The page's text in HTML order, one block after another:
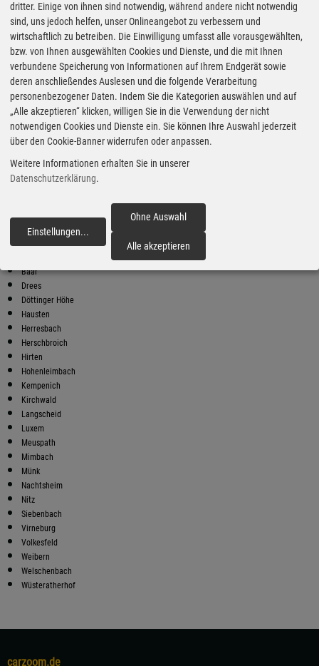
Super Preise in Nitz
Bester Super E10 Preis in
Nitz
2.059€
Super E10
ED
56745 Rieden
Super E10 Preise in Nitz
Preiswerter tanken - finden Sie die günstigsten Benzin und Diesel
Preise in Ihrer Stadt
Baar
Drees
Döttinger Höhe
Hausten
Herresbach
Herschbroich
Hirten
Hohenleimbach
Kempenich
Kirchwald
Langscheid
Luxem
Meuspath
Mimbach
Münk
Nachtsheim
Nitz
Siebenbach
Virneburg
Volkesfeld
Weibern
Welschenbach
Wüsteratherhof
carzoom.de
dritter. Einige von ihnen sind notwendig, während andere nicht notwendig
sind, uns jedoch helfen, unser Onlineangebot zu verbessern und
wirtschaftlich zu betreiben. Die Einwilligung umfasst alle vorausgewählten,
bzw. von Ihnen ausgewählten Cookies und Dienste, und die mit Ihnen
verbundene Speicherung von Informationen auf Ihrem Endgerät sowie
deren anschließendes Auslesen und die folgende Verarbeitung
personenbezogener Daten. Indem Sie die Kategorien auswählen und auf
„Alle akzeptieren“ klicken, willigen Sie in die Verwendung der nicht
notwendigen Cookies und Dienste ein. Sie können Ihre Auswahl jederzeit
über den Cookie-Banner widerrufen oder anpassen.
Weitere Informationen erhalten Sie in unserer
Datenschutzerklärung.
Einstellungen...
Ohne Auswahl
Alle akzeptieren